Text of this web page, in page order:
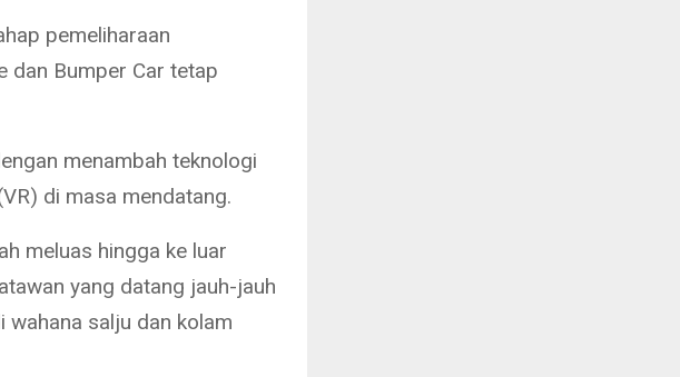
pemeliharaan
dan Bumper Car tetap
menambah teknologi
di masa mendatang.
meluas hingga ke luar
yang datang jauh-jauh
wahana salju dan kolam